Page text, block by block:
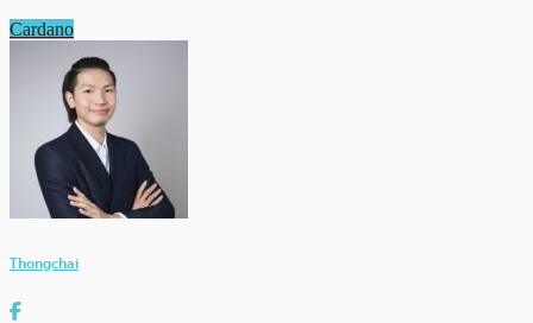
Cardano
Thongchai